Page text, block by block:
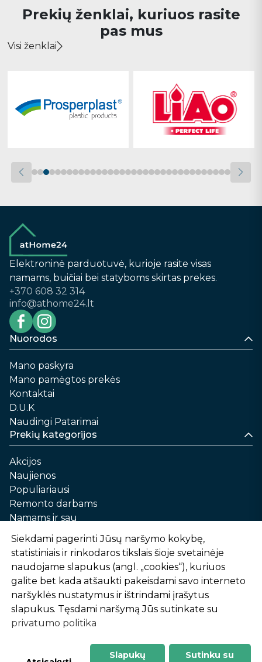
Prekių ženklai, kuriuos rasite
pas mus
Visi ženklai
Elektroninė parduotuvė, kurioje rasite visas
namams, buičiai bei statyboms skirtas prekes.
+370 608 32 314
info@athome24.lt
Nuorodos
Mano paskyra
Mano pamėgtos prekės
Kontaktai
D.U.K
Naudingi Patarimai
Prekių kategorijos
Akcijos
Naujienos
Populiariausi
Remonto darbams
Namams ir sau
Automobilių priežiūrai
Sodui ir daržui
Informacija
Apie mus
Prekių pirkimo – pardavimo taisyklės
Prekių pristatymas ir atsiėmimas
Garantinis aptarnavimas ir prekių grąžinimas
Privatumo politika
Siekdami pagerinti Jūsų naršymo kokybę,
statistiniais ir rinkodaros tikslais šioje svetainėje
naudojame slapukus (angl. „cookies“), kuriuos
galite bet kada atšaukti pakeisdami savo interneto
naršyklės nustatymus ir ištrindami įrašytus
slapukus. Tęsdami naršymą Jūs sutinkate su
privatumo politika
Slapukų Sutinku su